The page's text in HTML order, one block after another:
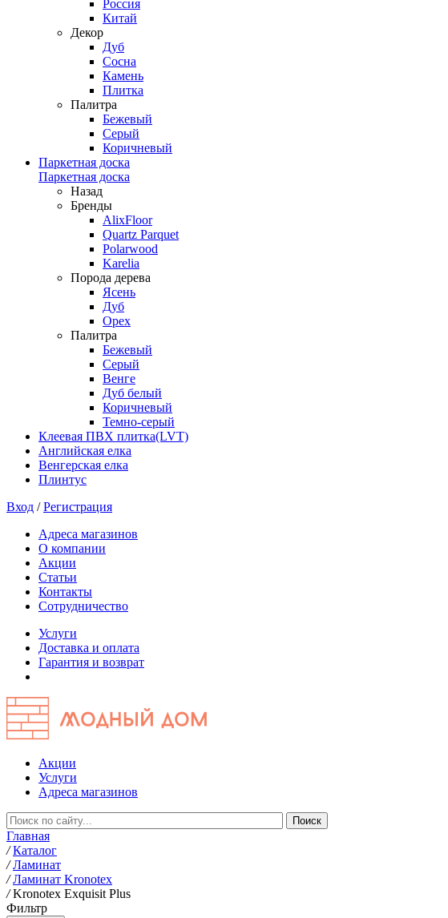
Россия
Китай
Декор
Дуб
Сосна
Камень
Плитка
Палитра
Бежевый
Серый
Коричневый
Паркетная доска
Паркетная доска
Назад
Бренды
AlixFloor
Quartz Parquet
Polarwood
Karelia
Порода дерева
Ясень
Дуб
Орех
Палитра
Бежевый
Серый
Венге
Дуб белый
Коричневый
Темно-серый
Клеевая ПВХ плитка(LVT)
Английская елка
Венгерская елка
Плинтус
Вход /Регистрация
Адреса магазинов
О компании
Акции
Статьи
Контакты
Сотрудничество
Услуги
Доставка и оплата
Гарантия и возврат
Акции
Услуги
Адреса магазинов
Главная
/ Каталог
/ Ламинат
/ Ламинат Kronotex
/ Kronotex Exquisit Plus
Фильтр